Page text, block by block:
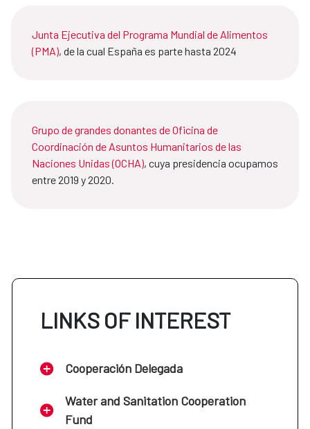
Junta Ejecutiva del Programa Mundial de Alimentos
(PMA), de la cual España es parte hasta 2024
Grupo de grandes donantes de Oficina de
Coordinación de Asuntos Humanitarios de las
Naciones Unidas (OCHA), cuya presidencia ocupamos
entre 2019 y 2020.
LINKS OF INTEREST
Cooperación Delegada
Water and Sanitation Cooperation
Fund